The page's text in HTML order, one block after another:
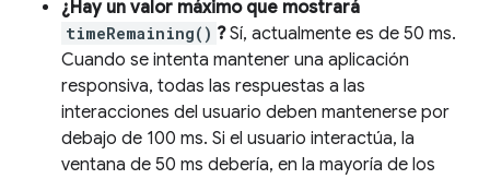
¿Hay un valor máximo que mostrará
timeRemaining() ?Sí, actualmente es de 50 ms.
Cuando se intenta mantener una aplicación
responsiva, todas las respuestas a las
interacciones del usuario deben mantenerse por
debajo de 100 ms. Si el usuario interactúa, la
ventana de 50 ms debería, en la mayoría de los